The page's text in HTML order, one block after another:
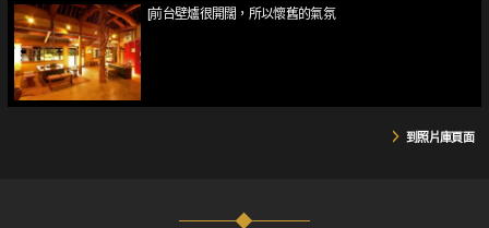
[前台壁爐很開闊，所以懷舊的氣氛
到照片庫頁面